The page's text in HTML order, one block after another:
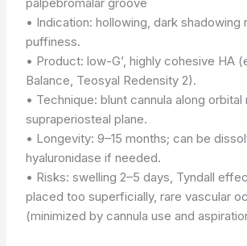
palpebromalar groove
• Indication: hollowing, dark shadowing
puffiness.
• Product: low-G’, highly cohesive HA
Balance, Teosyal Redensity 2).
• Technique: blunt cannula along orbital
supraperiosteal plane.
• Longevity: 9–15 months; can be
hyaluronidase if needed.
• Risks: swelling 2–5 days, Tyndall
placed too superficially, rare vascular
(minimized by cannula use and